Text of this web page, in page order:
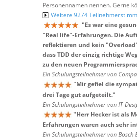
Personennamen nennen. Gerne
Weitere 9274
"Es war eine
"Real life"-Erfahrungen. Die
reflektieren und kein
dass TDD der einzig richtige
zu den neuen
Ein Schulungsteilnehmer von
"Mir gefiel die
drei Tage gut aufgeteilt."
Ein Schulungsteilnehmer von IT-
"Herr Hecker ist als
Erfahrungen waren auch sehr
Ein Schulungsteilnehmer von